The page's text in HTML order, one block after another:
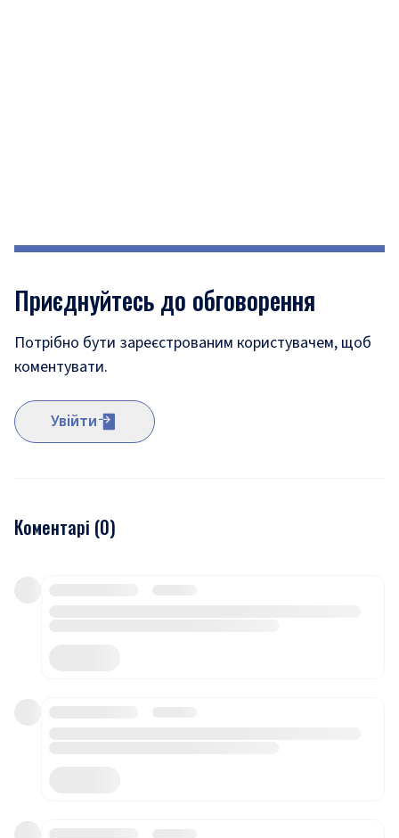
Приєднуйтесь до обговорення
Потрібно бути зареєстрованим користувачем, щоб
коментувати.
Увійти
Коментарі (0)